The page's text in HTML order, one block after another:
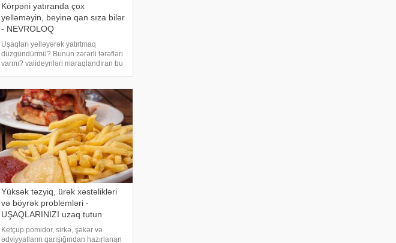
Körpəni yatıranda çox
yelləməyin, beyinə qan sıza bilər
- NEVROLOQ
Uşaqları yelləyərək yatırtmaq
düzgündürmü? Bunun zərərli tərəfləri
varmı? valideynləri maraqlandıran bu
beşikdə yelləmək üsullarından istifadə
edilir
Yüksək təzyiq, ürək xəstəlikləri
və böyrək problemləri -
UŞAQLARINIZI uzaq tutun
Ketçup pomidor, sirkə, şəkər və
ədviyyatların qarışığından hazırlanan